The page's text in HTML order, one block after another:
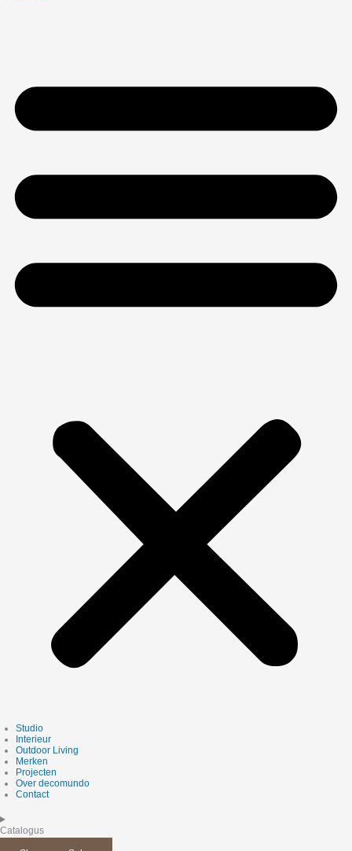
Studio
Interieur
Outdoor Living
Merken
Projecten
Over decomundo
Contact
Catalogus